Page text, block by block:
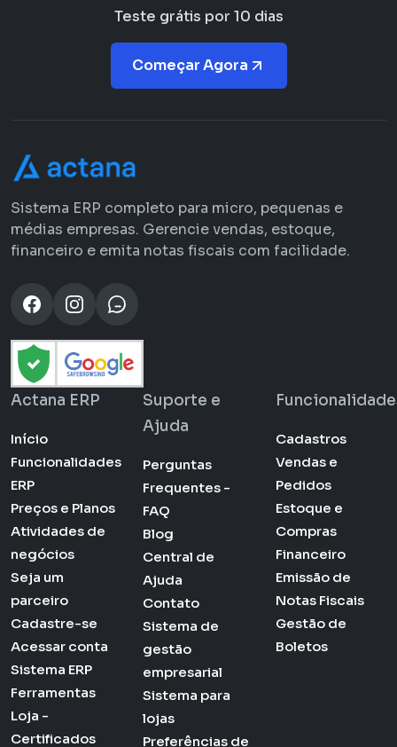
Teste grátis por 10 dias
Começar Agora
Sistema ERP completo para micro, pequenas e
médias empresas. Gerencie vendas, estoque,
financeiro e emita notas fiscais com facilidade.
Actana ERP
Início
Funcionalidades
ERP
Preços e Planos
Atividades de
negócios
Seja um
parceiro
Cadastre-se
Acessar conta
Sistema ERP
Ferramentas
Loja -
Certificados
Suporte e
Ajuda
Perguntas
Frequentes -
FAQ
Blog
Central de
Ajuda
Contato
Sistema de
gestão
empresarial
Sistema para
lojas
Preferências de
Cadastros
Vendas e
Pedidos
Estoque e
Compras
Financeiro
Emissão de
Notas Fiscais
Gestão de
Boletos